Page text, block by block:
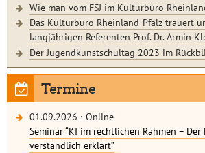
Wie man vom FSJ im Kulturbüro
Das Kulturbüro Rheinland-Pfalz trauert
langjährigen Referenten Prof. Dr. Armin
Der Jugendkunstschultag 2023 im
Termine
01.09.2026 · Online
Seminar “KI im rechtlichen Rahmen – Der
verständlich erklärt”